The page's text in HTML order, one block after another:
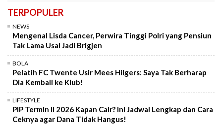
TERPOPULER
NEWS
Mengenal Lisda Cancer, Perwira Tinggi Polri yang Pensiun
Tak Lama Usai Jadi Brigjen
BOLA
Pelatih FC Twente Usir Mees Hilgers: Saya Tak Berharap
Dia Kembali ke Klub!
LIFESTYLE
PIP Termin II 2026 Kapan Cair? Ini Jadwal Lengkap dan Cara
Ceknya agar Dana Tidak Hangus!